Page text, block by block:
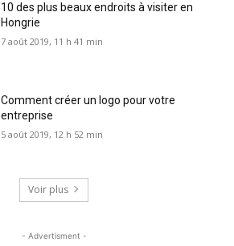
10 des plus beaux endroits à visiter en
Hongrie
7 août 2019, 11 h 41 min
Comment créer un logo pour votre
entreprise
5 août 2019, 12 h 52 min
Voir plus
- Advertisment -